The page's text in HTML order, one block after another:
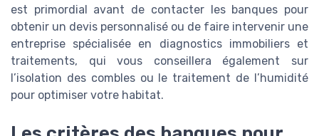
est primordial avant de contacter les banques pour
obtenir un devis personnalisé ou de faire intervenir une
entreprise spécialisée en diagnostics immobiliers et
traitements, qui vous conseillera également sur
l’isolation des combles ou le traitement de l’humidité
pour optimiser votre habitat.